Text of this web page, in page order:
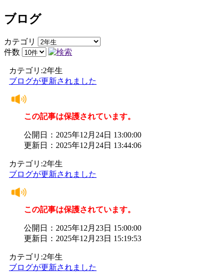
ブログ
カテゴリ
件数
カテゴリ:2年生
ブログが更新されました
この記事は保護されています。
公開日：2025年12月24日 13:00:00
更新日：2025年12月24日 13:44:06
カテゴリ:2年生
ブログが更新されました
この記事は保護されています。
公開日：2025年12月23日 15:00:00
更新日：2025年12月23日 15:19:53
カテゴリ:2年生
ブログが更新されました